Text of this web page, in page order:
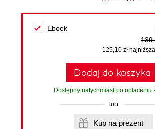
Ebook
125,10 zł
Dodaj do koszyka
Dostępny natychmiast po opłaceniu
lub
Kup na prezent